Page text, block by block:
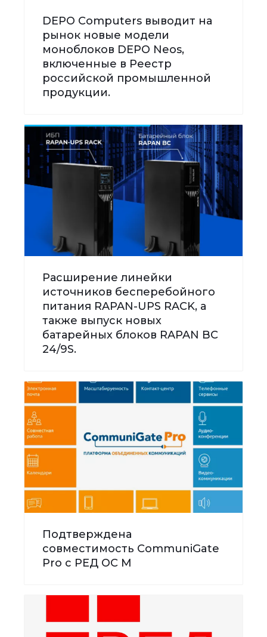
DEPO Computers выводит на
рынок новые модели
моноблоков DEPO Neos,
включенные в Реестр
российской промышленной
продукции.
Расширение линейки
источников бесперебойного
питания RAPAN-UPS RACK, а
также выпуск новых
батарейных блоков RAPAN BC
24/9S.
Подтверждена
совместимость CommuniGate
Pro с РЕД ОС М